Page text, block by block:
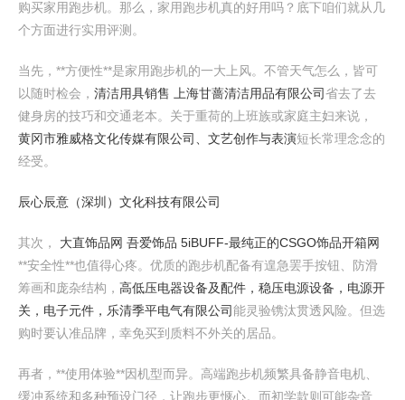
购买家用跑步机。那么，家用跑步机真的好用吗？底下咱们就从几
个方面进行实用评测。
当先，**方便性**是家用跑步机的一大上风。不管天气怎么，皆可
以随时检会， 清洁用具销售 上海甘蔷清洁用品有限公司省去了去
健身房的技巧和交通老本。关于重荷的上班族或家庭主妇来说，
黄冈市雅威格文化传媒有限公司、文艺创作与表演短长常理念念的
经受。
辰心辰意（深圳）文化科技有限公司
其次， 大直饰品网 吾爱饰品 5iBUFF-最纯正的CSGO饰品开箱网
**安全性**也值得心疼。优质的跑步机配备有遑急罢手按钮、防滑
筹画和庞杂结构， 高低压电器设备及配件，稳压电源设备，电源开
关，电子元件，乐清季平电气有限公司能灵验镌汰贯透风险。但选
购时要认准品牌，幸免买到质料不外关的居品。
再者，**使用体验**因机型而异。高端跑步机频繁具备静音电机、
缓冲系统和多种预设门径，让跑步更惬心。而初学款则可能杂音